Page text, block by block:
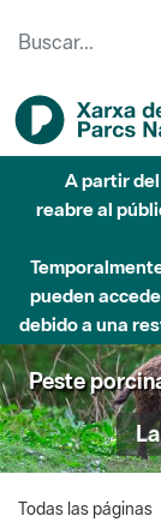
A partir
reabre al
pueden
debido a una
Peste
Todas las páginas